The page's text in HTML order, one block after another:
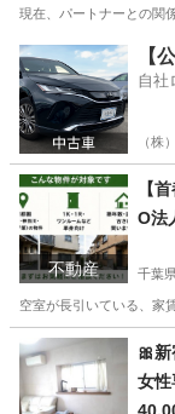
現在、パートナーとの関
兵庫 神戸市 そ
【
自社
（株
不動産
【
O法
千葉
空室が長引いている、家
千葉 鴨川市 土
🎀
女性